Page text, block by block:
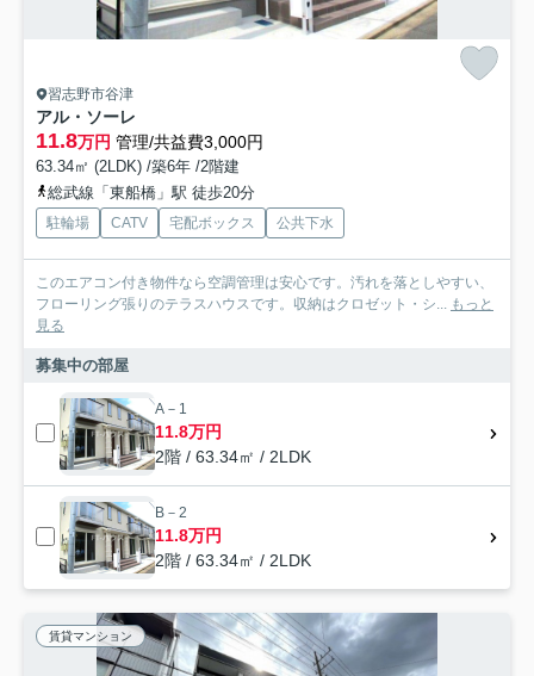
習志野市谷津
アル・ソーレ
11.8万円 管理/共益費3,000円
63.34㎡ (2LDK) /築6年 /2階建
総武線「東船橋」駅 徒歩20分
駐輪場 CATV 宅配ボックス 公共下水
このエアコン付き物件なら空調管理は安心です。汚れを落としやすい、
フローリング張りのテラスハウスです。収納はクロゼット・シ...
もっと
見る
募集中の部屋
A－1
11.8万円
2階 / 63.34㎡ / 2LDK
B－2
11.8万円
2階 / 63.34㎡ / 2LDK
賃貸マンション